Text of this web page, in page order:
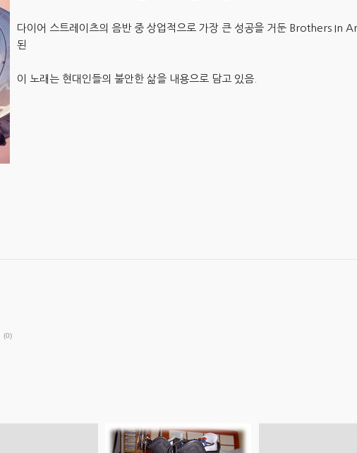
다이어 스트레이츠의 음반 중 상업적으로 가장 큰 성공을 거둔 Brothers In
된
이 노래는 현대인들의 불안한 삶을 내용으로 담고 있음.
(0)